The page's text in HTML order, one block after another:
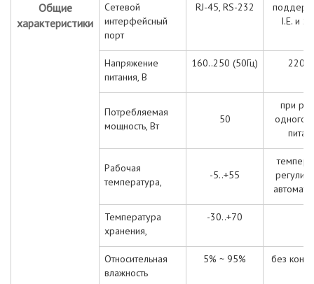
Общие
характеристики
Сетевой
интерфейсный
порт
RJ-45, RS-232
I.E. и
Напряжение
питания, В
160..250 (50Гц)
Потребляемая
мощность, Вт
50
при
одного
Рабочая
температура,
-5..+55
Температура
хранения,
-30..+70
Относительная
влажность
5% ~ 95% без